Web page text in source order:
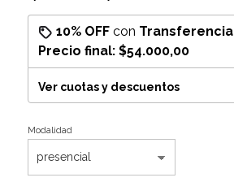
10% OFFcon Transferencia
Precio final: $54.000,00
Ver cuotas y descuentos
Modalidad